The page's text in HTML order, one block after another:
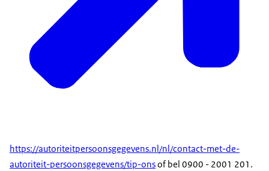
https://autoriteitpersoonsgegevens.nl/nl/contact-met-de-
autoriteit-persoonsgegevens/tip-onsof bel 0900 - 2001 201.